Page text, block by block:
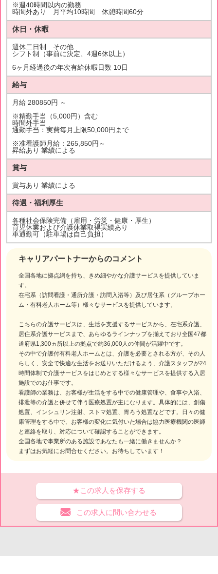
キャリアパートナーからのコメント
全国各地に拠点網を持ち、きめ細やかな介護サービスを提供していま
す。
在宅系（訪問看護・通所介護・訪問入浴等）及び居住系（グループホー
ム・有料老人ホーム等）様々なサービスを提供しています。
こちらの介護サービスは、生活を支援するサービスから、在宅系介護、
居住系介護サービスまで、あらゆるラインナップを揃えており全国47都
道府県1,300ヵ所以上の拠点で約36,000人の仲間が活躍中です。
その中で介護付有料老人ホームとは、介護を必要とされる方が、その人
らしく、安全で快適な生活をお送りいただけるよう、介護スタッフが24
時間体制で介護サービスをはじめとする様々なサービスを提供する入居
施設でのお仕事です。
看護師の業務は、お客様が生活をする中での健康管理や、食事や入浴、
排泄等の介護と併せて伴う医療処置が主になります。具体的には、創傷
処置、インシュリン注射、ストマ処置、胃ろう処置などです。日々の健
康管理をする中で、お客様の変化に気付いた場合は協力医療機関の医師
と連絡を取り、対応について確認することができます。
全国各地で事業所のある施設であなたも一緒に働きませんか？
まずはお気軽にお問合せください。お待ちしています！
※週40時間以内の勤務
時間外あり 月平均10時間 休憩時間60分
休日・休暇
週休二日制 その他
シフト制（事前に決定、4週6休以上）
6ヶ月経過後の年次有給休暇日数 10日
給与
月給 280850円 ～
※精勤手当（5,000円）含む
時間外手当
通勤手当：実費毎月上限50,000円まで
※准看護師月給：265,850円～
昇給あり 業績による
賞与
賞与あり 業績による
待遇・福利厚生
各種社会保険完備（雇用・労災・健康・厚生）
育児休業および介護休業取得実績あり
車通勤可（駐車場は自己負担）
★この求人を保存する
この求人に問い合わせる